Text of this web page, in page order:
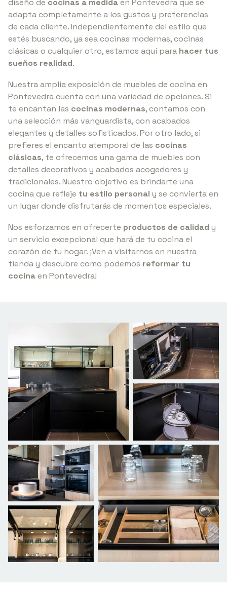
adapta completamente a los gustos y preferencias
de cada cliente. Independientemente del estilo que
estés buscando, ya sea cocinas modernas, cocinas
clásicas o cualquier otro, estamos aquí para hacer tus
sueños realidad.
Nuestra amplia exposición de muebles de cocina en
Pontevedra cuenta con una variedad de opciones. Si
te encantan las cocinas modernas, contamos con
una selección más vanguardista, con acabados
elegantes y detalles sofisticados. Por otro lado, si
prefieres el encanto atemporal de las cocinas
clásicas, te ofrecemos una gama de muebles con
detalles decorativos y acabados acogedores y
tradicionales. Nuestro objetivo es brindarte una
cocina que refleje tu estilo personal y se convierta en
un lugar donde disfrutarás de momentos especiales.
Nos esforzamos en ofrecerte productos de calidad y
un servicio excepcional que hará de tu cocina el
corazón de tu hogar. ¡Ven a visitarnos en nuestra
tienda y descubre como podemos reformar tu
cocina en Pontevedra!